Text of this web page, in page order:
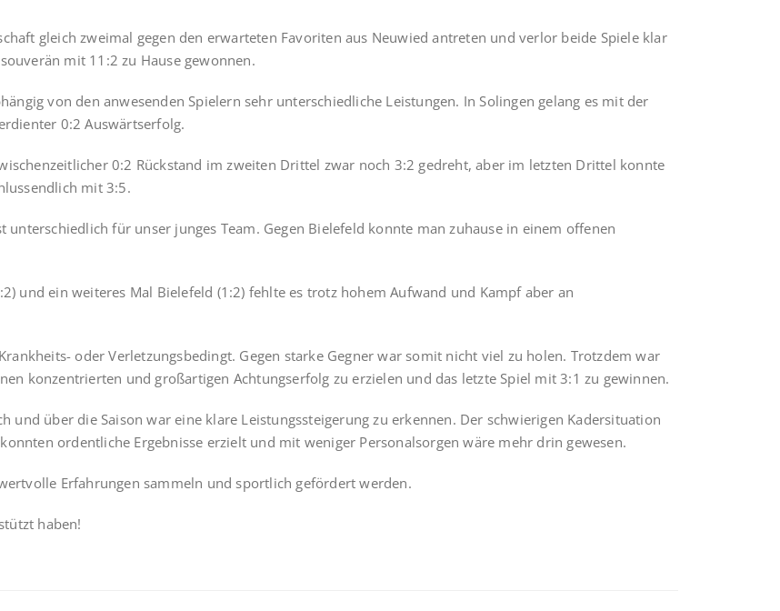
gleich zweimal gegen den erwarteten Favoriten aus Neuwied antreten und verlor beide Spiele klar
mit 11:2 zu Hause gewonnen.
von den anwesenden Spielern sehr unterschiedliche Leistungen. In Solingen gelang es mit der
0:2 Auswärtserfolg.
0:2 Rückstand im zweiten Drittel zwar noch 3:2 gedreht, aber im letzten Drittel konnte
mit 3:5.
unterschiedlich für unser junges Team. Gegen Bielefeld konnte man zuhause in einem offenen
und ein weiteres Mal Bielefeld (1:2) fehlte es trotz hohem Aufwand und Kampf aber an
oder Verletzungsbedingt. Gegen starke Gegner war somit nicht viel zu holen. Trotzdem war
konzentrierten und großartigen Achtungserfolg zu erzielen und das letzte Spiel mit 3:1 zu gewinnen.
und über die Saison war eine klare Leistungssteigerung zu erkennen. Der schwierigen Kadersituation
ordentliche Ergebnisse erzielt und mit weniger Personalsorgen wäre mehr drin gewesen.
Erfahrungen sammeln und sportlich gefördert werden.
haben!